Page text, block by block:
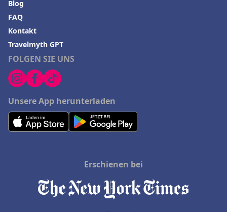
FOLGEN SIE UNS
Unsere App herunterladen
Blog
FAQ
Kontakt
Travelmyth GPT
Erschienen bei